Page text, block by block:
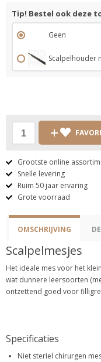
Tip! Bestel ook deze
Geen
Scalpelhouder
Grootste online
Snelle levering
Ruim 50 jaar ervaring
Grote voorraad
OMSCHRIJVING
Scalpelmesjes
Het ideale mes voor het
wat dunnere leersoorten
ontzettend goed voor
Specificaties
Niet steriel chirurgen